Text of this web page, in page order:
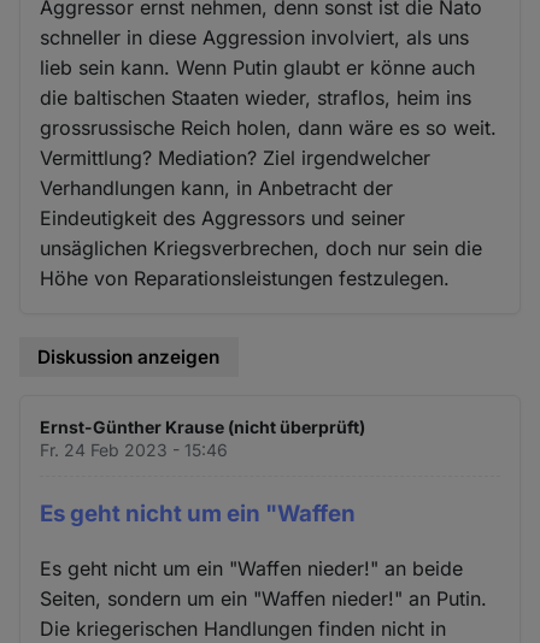
Aggressor ernst nehmen, denn sonst ist die Nato
schneller in diese Aggression involviert, als uns
lieb sein kann. Wenn Putin glaubt er könne auch
die baltischen Staaten wieder, straflos, heim ins
grossrussische Reich holen, dann wäre es so weit.
Vermittlung? Mediation? Ziel irgendwelcher
Verhandlungen kann, in Anbetracht der
Eindeutigkeit des Aggressors und seiner
unsäglichen Kriegsverbrechen, doch nur sein die
Höhe von Reparationsleistungen festzulegen.
Diskussion anzeigen
Ernst-Günther Krause (nicht überprüft)
Fr. 24 Feb 2023 - 15:46
Es geht nicht um ein "Waffen
Es geht nicht um ein "Waffen nieder!" an beide
Seiten, sondern um ein "Waffen nieder!" an Putin.
Die kriegerischen Handlungen finden nicht in